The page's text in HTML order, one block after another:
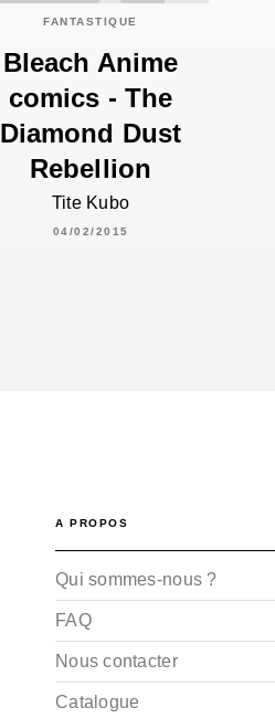
FANTASTIQUE
Bleach Anime
comics - The
Diamond Dust
Rebellion
Tite Kubo
04/02/2015
A PROPOS
Qui sommes-nous ?
FAQ
Nous contacter
Catalogue